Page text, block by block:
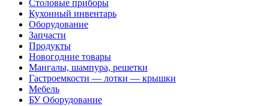
Столовые приборы
Кухонный инвентарь
Оборудование
Запчасти
Продукты
Новогодние товары
Мангалы, шампура, решетки
Гастроемкости — лотки — крышки
Мебель
БУ Оборудование